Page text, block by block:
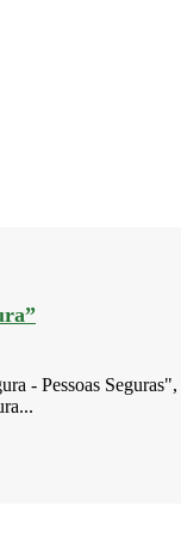
- Pessoas Seguras",